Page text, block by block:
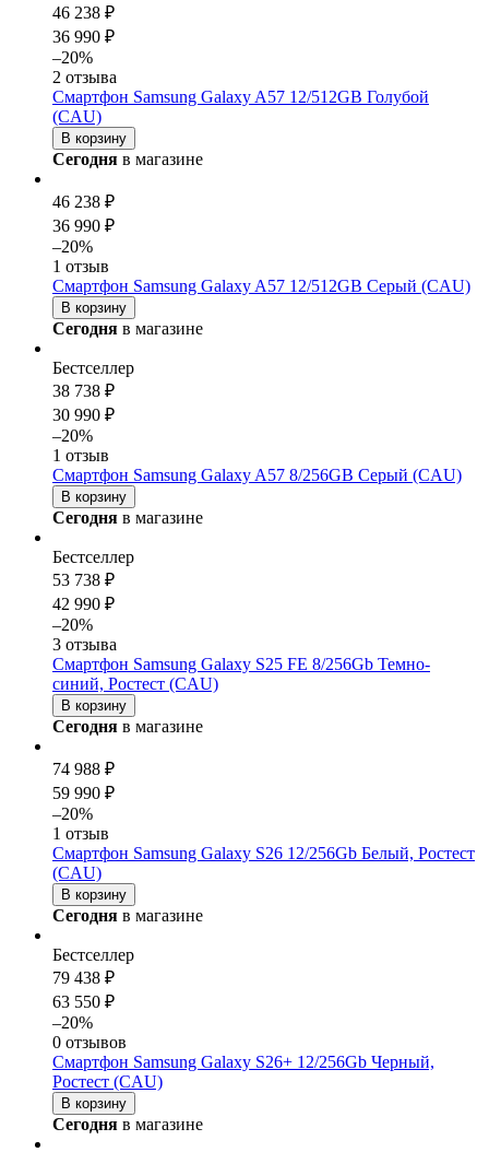
46 238 ₽
36 990 ₽
–20%
2 отзыва
Смартфон Samsung Galaxy A57 12/512GB Голубой
(CAU)
В корзину
Сегодня в магазине
46 238 ₽
36 990 ₽
–20%
1 отзыв
Смартфон Samsung Galaxy A57 12/512GB Серый (CAU)
В корзину
Сегодня в магазине
Бестселлер
38 738 ₽
30 990 ₽
–20%
1 отзыв
Смартфон Samsung Galaxy A57 8/256GB Серый (CAU)
В корзину
Сегодня в магазине
Бестселлер
53 738 ₽
42 990 ₽
–20%
3 отзыва
Смартфон Samsung Galaxy S25 FE 8/256Gb Темно-
синий, Ростест (CAU)
В корзину
Сегодня в магазине
74 988 ₽
59 990 ₽
–20%
1 отзыв
Смартфон Samsung Galaxy S26 12/256Gb Белый, Ростест
(CAU)
В корзину
Сегодня в магазине
Бестселлер
79 438 ₽
63 550 ₽
–20%
0 отзывов
Смартфон Samsung Galaxy S26+ 12/256Gb Черный,
Ростест (CAU)
В корзину
Сегодня в магазине